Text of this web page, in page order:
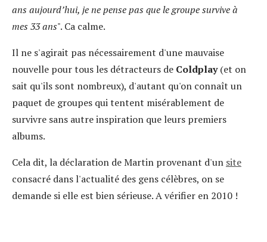
ans aujourd’hui, je ne pense pas que le groupe survive à
mes 33 ans". Ca calme.
Il ne s'agirait pas nécessairement d'une mauvaise
nouvelle pour tous les détracteurs de Coldplay(et on
sait qu'ils sont nombreux), d'autant qu'on connaît un
paquet de groupes qui tentent misérablement de
survivre sans autre inspiration que leurs premiers
albums.
Cela dit, la déclaration de Martin provenant d'un site
consacré dans l'actualité des gens célèbres, on se
demande si elle est bien sérieuse. A vérifier en 2010 !